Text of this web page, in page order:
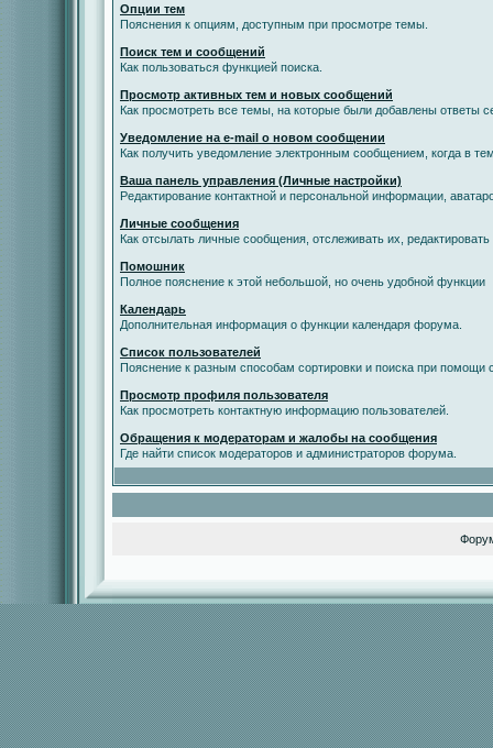
Опции тем
Пояснения к опциям, доступным при просмотре темы.
Поиск тем и сообщений
Как пользоваться функцией поиска.
Просмотр активных тем и новых сообщений
Как просмотреть все темы, на которые были добавлены ответы
Уведомление на е-mail о новом сообщении
Как получить уведомление электронным сообщением, когда в
Ваша панель управления (Личные настройки)
Редактирование контактной и персональной информации,
Личные сообщения
Как отсылать личные сообщения, отслеживать их,
Помошник
Полное пояснение к этой небольшой, но очень удобной функции
Календарь
Дополнительная информация о функции календаря форума.
Список пользователей
Пояснение к разным способам сортировки и поиска при помощи
Просмотр профиля пользователя
Как просмотреть контактную информацию пользователей.
Обращения к модераторам и жалобы на сообщения
Где найти список модераторов и администраторов форума.